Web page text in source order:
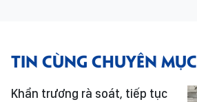
TIN CÙNG CHUYÊN MỤC
Khẩn trương rà soát, tiếp tục